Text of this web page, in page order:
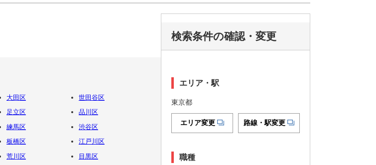
大田区
世田谷区
足立区
品川区
練馬区
渋谷区
板橋区
江戸川区
荒川区
目黒区
検索条件の確認・変更
エリア・駅
東京都
エリア変更 路線・駅変更
職種